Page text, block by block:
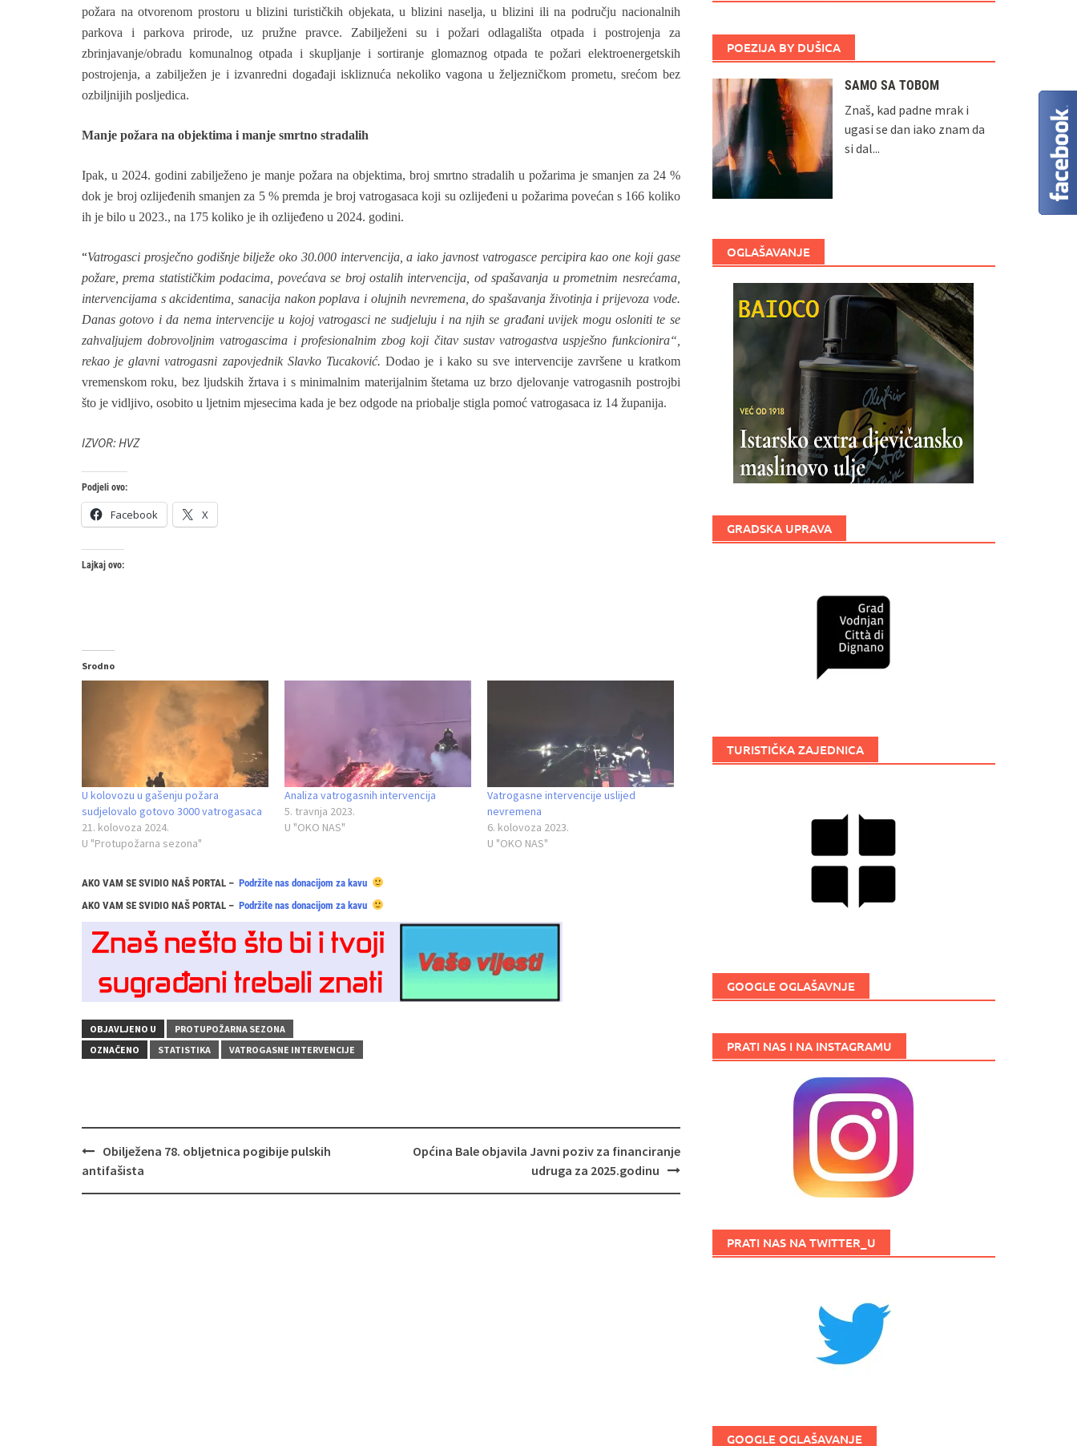
požara na otvorenom prostoru u blizini turističkih objekata, u blizini naselja, u blizini ili na području nacionalnih
parkova i parkova prirode, uz pružne pravce. Zabilježeni su i požari odlagališta otpada i postrojenja za
zbrinjavanje/obradu komunalnog otpada i skupljanje i sortiranje glomaznog otpada te požari elektroenergetskih
postrojenja, a zabilježen je i izvanredni događaji iskliznuća nekoliko vagona u željezničkom prometu, srećom bez
ozbiljnijih posljedica.
Manje požara na objektima i manje smrtno stradalih
Ipak, u 2024. godini zabilježeno je manje požara na objektima, broj smrtno stradalih u požarima je smanjen za 24 %
dok je broj ozlijeđenih smanjen za 5 % premda je broj vatrogasaca koji su ozlijeđeni u požarima povećan s 166 koliko
ih je bilo u 2023., na 175 koliko je ih ozlijeđeno u 2024. godini.
“Vatrogasci prosječno godišnje bilježe oko 30.000 intervencija, a iako javnost vatrogasce percipira kao one koji gase
požare, prema statističkim podacima, povećava se broj ostalih intervencija, od spašavanja u prometnim nesrećama,
intervencijama s akcidentima, sanacija nakon poplava i olujnih nevremena, do spašavanja životinja i prijevoza vode.
Danas gotovo i da nema intervencije u kojoj vatrogasci ne sudjeluju i na njih se građani uvijek mogu osloniti te se
zahvaljujem dobrovoljnim vatrogascima i profesionalnim zbog koji čitav sustav vatrogastva uspješno funkcionira“,
rekao je glavni vatrogasni zapovjednik Slavko Tucaković.Dodao je i kako su sve intervencije završene u kratkom
vremenskom roku, bez ljudskih žrtava i s minimalnim materijalnim štetama uz brzo djelovanje vatrogasnih postrojbi
što je vidljivo, osobito u ljetnim mjesecima kada je bez odgode na priobalje stigla pomoć vatrogasaca iz 14 županija.
IZVOR: HVZ
Podjeli ovo:
Facebook X
Lajkaj ovo:
Srodno
U kolovozu u gašenju požara
sudjelovalo gotovo 3000 vatrogasaca
21. kolovoza 2024.
U "Protupožarna sezona"
Analiza vatrogasnih intervencija
5. travnja 2023.
U "OKO NAS"
Vatrogasne intervencije uslijed
nevremena
6. kolovoza 2023.
U "OKO NAS"
AKO VAM SE SVIDIO NAŠ PORTAL – Podržite nas donacijom za kavu
AKO VAM SE SVIDIO NAŠ PORTAL – Podržite nas donacijom za kavu
OBJAVLJENO U
PROTUPOŽARNA SEZONA
OZNAČENO
STATISTIKA VATROGASNE INTERVENCIJE
Navigacija
objava
Obilježena 78. obljetnica pogibije pulskih
antifašista
Općina Bale objavila Javni poziv za financiranje
udruga za 2025.godinu
POEZIJA BY DUŠICA
SAMO SA TOBOM
Znaš, kad padne mrak i
ugasi se dan iako znam da
si dal...
OGLAŠAVANJE
GRADSKA UPRAVA
TURISTIČKA ZAJEDNICA
GOOGLE OGLAŠAVNJE
PRATI NAS I NA INSTAGRAMU
PRATI NAS NA TWITTER_U
GOOGLE OGLAŠAVANJE